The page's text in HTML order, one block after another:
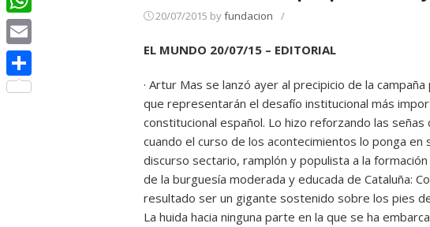
20/07/2015 byfundacion /
EL MUNDO 20/07/15 – EDITORIAL
· Artur Mas se lanzó ayer al precipicio de la
que representarán el desafío institucional más
constitucional español. Lo hizo reforzando las
cuando el curso de los acontecimientos lo ponga
discurso sectario, ramplón y populista a la
de la burguesía moderada y educada de Cataluña:
resultado ser un gigante sostenido sobre los pies
La huida hacia ninguna parte en la que se ha
WhatsApp
Email
Compartir